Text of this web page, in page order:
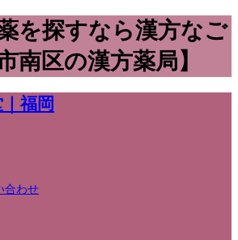
を探すなら漢方なご
南区の漢方薬局】
福岡
合わせ